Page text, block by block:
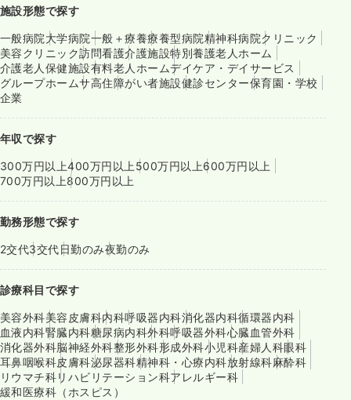
施設形態で探す
一般病院大学病院一般＋療養療養型病院精神科病院クリニック
美容クリニック訪問看護介護施設特別養護老人ホーム
介護老人保健施設有料老人ホームデイケア・デイサービス
グループホームサ高住障がい者施設健診センター保育園・学校
企業
年収で探す
300万円以上400万円以上 500万円以上600万円以上
700万円以上800万円以上
勤務形態で探す
2交代3交代日勤のみ夜勤のみ
診療科目で探す
美容外科美容皮膚科内科呼吸器内科消化器内科循環器内科
血液内科腎臓内科糖尿病内科外科呼吸器外科心臓血管外科
消化器外科脳神経外科整形外科形成外科小児科産婦人科眼科
耳鼻咽喉科皮膚科泌尿器科精神科・心療内科放射線科麻酔科
リウマチ科リハビリテーション科アレルギー科
緩和医療科（ホスピス）